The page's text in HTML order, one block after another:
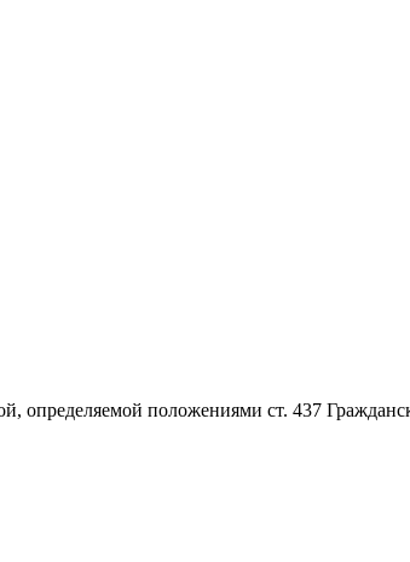
определяемой положениями ст. 437